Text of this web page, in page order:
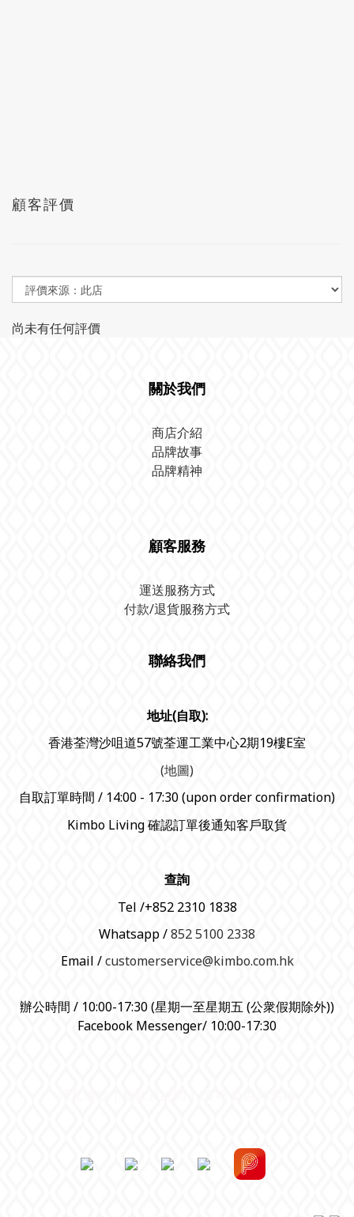
顧客評價
尚未有任何評價
關於我們
商店介紹
品牌故事
品牌精神
顧客服務
運送服務方式
付款/退貨服務方式
聯絡我們
地址(自取):
香港荃灣沙咀道57號荃運工業中心2期19樓E室
(地圖)
自取訂單時間 / 14:00 - 17:30 (upon order confirmation)
Kimbo Living 確認訂單後通知客戶取貨
查詢
Tel /+852 2310 1838
Whatsapp /852 5100 2338
Email /customerservice@kimbo.com.hk
辦公時間 / 10:00-17:30 (星期一至星期五 (公衆假期除外))
Facebook Messenger/ 10:00-17:30